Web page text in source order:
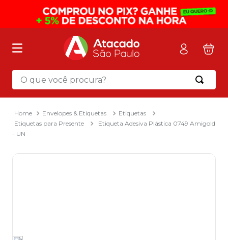
O que você procura?
Envelopes & Etiquetas
Etiquetas
Etiquetas para Presente
Etiqueta Adesiva Plástica 0749 Amigold
- UN
Termos mais buscados
mochila
2º sacola
8